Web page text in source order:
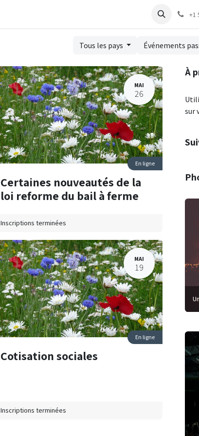
+1
Tous les pays Événements
MAI
26
Certaines nouveautés de la
loi reforme du bail à ferme
En ligne
Inscriptions terminées
MAI
19
Cotisation sociales
En ligne
Inscriptions terminées
À
sur